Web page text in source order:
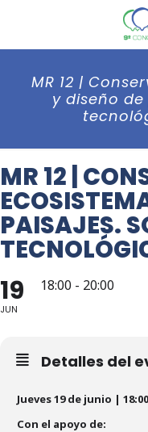
MR 12 |
y diseño
MR 12 |
PAISAJES.
19
JUN
18:00 - 20:00
Detalles del
Jueves 19 de junio |
Con el apoyo de: